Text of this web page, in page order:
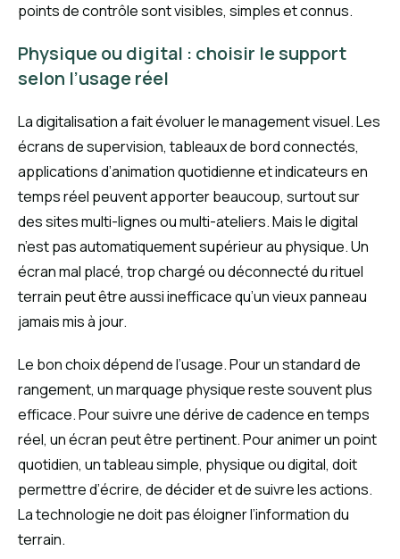
points de contrôle sont visibles, simples et connus.
Physique ou digital : choisir le support
selon l’usage réel
La digitalisation a fait évoluer le management visuel. Les
écrans de supervision, tableaux de bord connectés,
applications d’animation quotidienne et indicateurs en
temps réel peuvent apporter beaucoup, surtout sur
des sites multi-lignes ou multi-ateliers. Mais le digital
n’est pas automatiquement supérieur au physique. Un
écran mal placé, trop chargé ou déconnecté du rituel
terrain peut être aussi inefficace qu’un vieux panneau
jamais mis à jour.
Le bon choix dépend de l’usage. Pour un standard de
rangement, un marquage physique reste souvent plus
efficace. Pour suivre une dérive de cadence en temps
réel, un écran peut être pertinent. Pour animer un point
quotidien, un tableau simple, physique ou digital, doit
permettre d’écrire, de décider et de suivre les actions.
La technologie ne doit pas éloigner l’information du
terrain.